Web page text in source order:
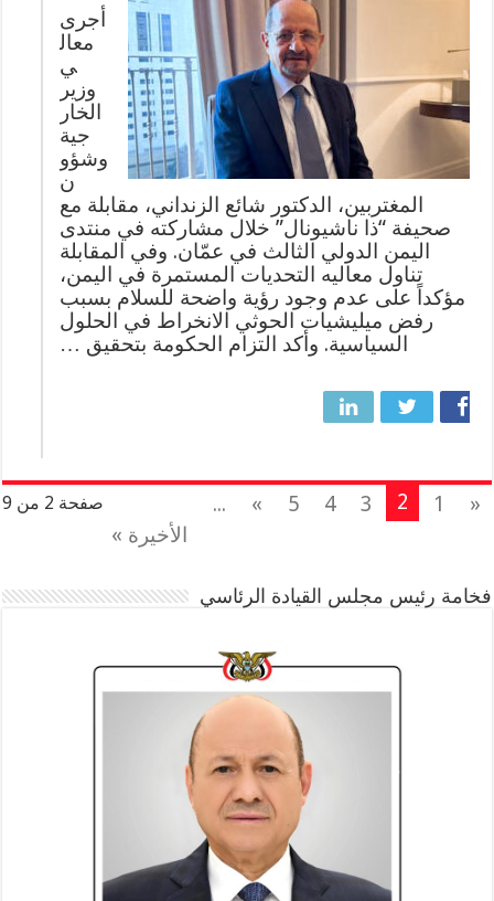
أجرى
معال
ي
وزير
الخار
جية
وشؤو
ن
المغتربين، الدكتور شائع الزنداني، مقابلة مع
صحيفة “ذا ناشيونال” خلال مشاركته في منتدى
اليمن الدولي الثالث في عمّان. وفي المقابلة
تناول معاليه التحديات المستمرة في اليمن،
مؤكداً على عدم وجود رؤية واضحة للسلام بسبب
رفض ميليشيات الحوثي الانخراط في الحلول
السياسية. وأكد التزام الحكومة بتحقيق …
صفحة 2 من 9 «
1
2
3
4
5
»
...
الأخيرة »
فخامة رئيس مجلس القيادة الرئاسي